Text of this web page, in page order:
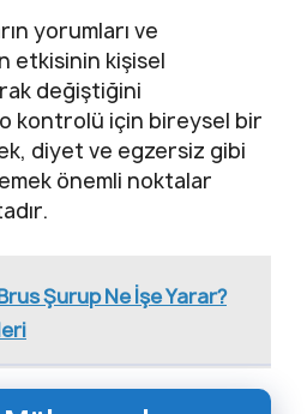
yorumları ve
etkisinin kişisel
değiştiğini
kontrolü için bireysel bir
diyet ve egzersiz gibi
önemli noktalar
Şurup Ne İşe Yarar?